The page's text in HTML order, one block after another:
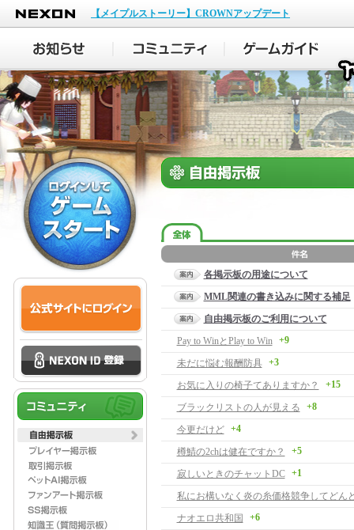
NEXON
【メイプルストーリー】CROWNアップデート
各掲示板の用途について
MML関連の書き込みに関する補足
自由掲示板のご利用について
Pay to WinとPlay to Win
+9
未だに悩む報酬防具 +3
お気に入りの椅子てありますか？ +15
ブラックリストの人が見える +8
今更だけど +4
樽鯖の2chは健在ですか？ +5
寂しいときのチャットDC +1
ナオエロ共和国 +6